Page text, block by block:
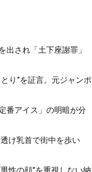
され「土下座謝罪」
り”を証言。元ジャンポ
番アイス」の明暗が分
け乳首で街中を歩い